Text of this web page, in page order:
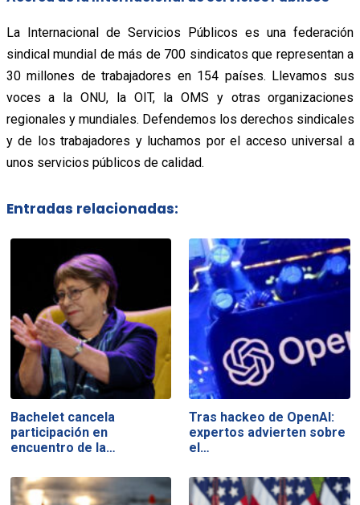
La Internacional de Servicios Públicos es una federación
sindical mundial de más de 700 sindicatos que representan a
30 millones de trabajadores en 154 países. Llevamos sus
voces a la ONU, la OIT, la OMS y otras organizaciones
regionales y mundiales. Defendemos los derechos sindicales
y de los trabajadores y luchamos por el acceso universal a
unos servicios públicos de calidad.
Entradas relacionadas:
Bachelet cancela
participación en
encuentro de la…
Tras hackeo de OpenAI:
expertos advierten sobre
el…